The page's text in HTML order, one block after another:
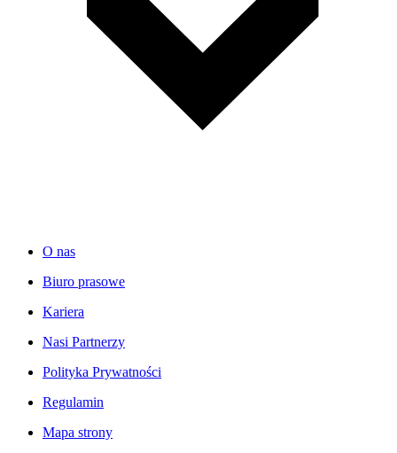
O nas
Biuro prasowe
Kariera
Nasi Partnerzy
Polityka Prywatności
Regulamin
Mapa strony